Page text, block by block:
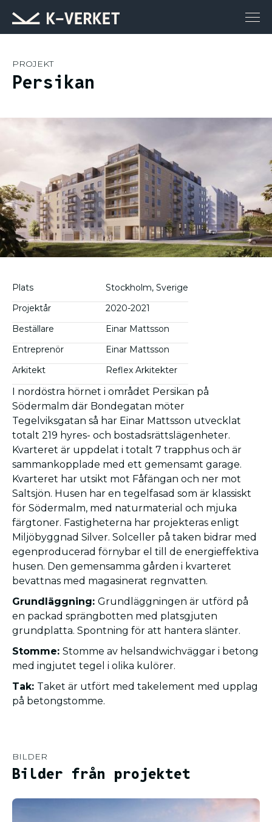
PROJEKT
Persikan
Plats
Stockholm, Sverige
Projektår
2020-2021
Beställare
Einar Mattsson
Entreprenör
Einar Mattsson
Arkitekt
Reflex Arkitekter
I nordöstra hörnet i området Persikan på
Södermalm där Bondegatan möter
Tegelviksgatan så har Einar Mattsson utvecklat
totalt 219 hyres- och bostadsrättslägenheter.
Kvarteret är uppdelat i totalt 7 trapphus och är
sammankopplade med ett gemensamt garage.
Kvarteret har utsikt mot Fåfängan och ner mot
Saltsjön. Husen har en tegelfasad som är klassiskt
för Södermalm, med naturmaterial och mjuka
färgtoner. Fastigheterna har projekteras enligt
Miljöbyggnad Silver. Solceller på taken bidrar med
egenproducerad förnybar el till de energieffektiva
husen. Den gemensamma gården i kvarteret
bevattnas med magasinerat regnvatten.
Grundläggning: Grundläggningen är utförd på
en packad sprängbotten med platsgjuten
grundplatta. Spontning för att hantera slänter.
Stomme: Stomme av helsandwichväggar i betong
med ingjutet tegel i olika kulörer.
Tak: Taket är utfört med takelement med upplag
på betongstomme.
BILDER
Bilder från projektet